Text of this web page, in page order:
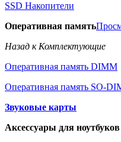
SSD Накопители
Оперативная память
Назад к Комплектующие
Оперативная память DIMM
Оперативная память SO-
Звуковые карты
Аксессуары для